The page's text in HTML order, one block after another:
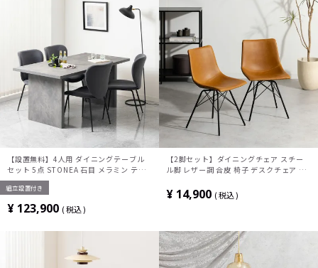
【設置無料】4人用 ダイニングテーブル
セット 5点 STONEA 石目 メラミン テー
ブル モダン ダイニングチェア おしゃれ
グレー (幅160cm 食卓テーブル×1 食卓
椅子×4)
組立設置付き
¥ 123,900 税込
【2脚セット】ダイニングチェア スチー
ル脚 レザー調 合皮 椅子 デスクチェア 肘
ビング椅子 おしゃれ テレワーク ブラウン
黒
¥ 14,900 税込